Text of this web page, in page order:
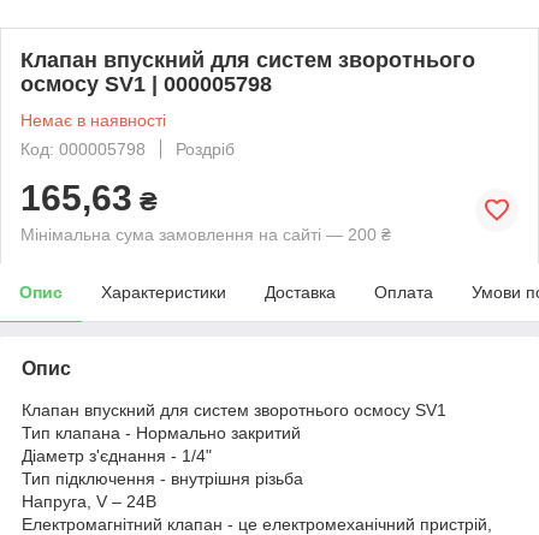
Клапан впускний для систем зворотнього
осмосу SV1 | 000005798
Немає в наявності
Код: 000005798
Роздріб
165,63 ₴
Мінімальна сума замовлення на сайті — 200 ₴
Опис Характеристики Доставка Оплата Умови
Опис
Клапан впускний для систем зворотнього осмосу SV1
Тип клапана - Нормально закритий
Діаметр з'єднання - 1/4"
Тип підключення - внутрішня різьба
Напруга, V – 24В
Електромагнітний клапан - це електромеханічний пристрій,